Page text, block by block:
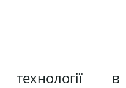
в